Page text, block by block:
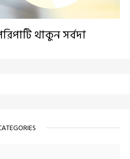
থাকুন সর্বদা